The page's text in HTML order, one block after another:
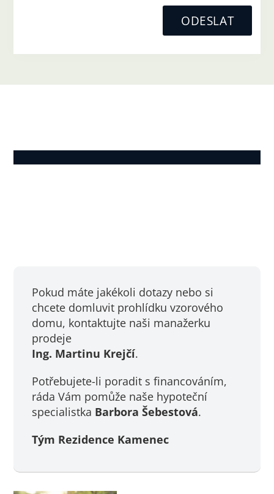
Pokud máte jakékoli dotazy nebo si
chcete domluvit prohlídku vzorového
domu, kontaktujte naši manažerku
prodeje
Ing. Martinu Krejčí.
Potřebujete-li poradit s financováním,
ráda Vám pomůže naše hypoteční
specialistka Barbora Šebestová.
Tým Rezidence Kamenec